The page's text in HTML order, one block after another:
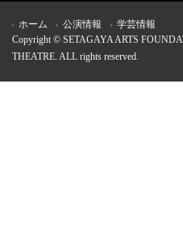
ホーム 公演情報
学芸情報
Copyright © SETAGAYA ARTS
THEATRE. ALL rights reserved.